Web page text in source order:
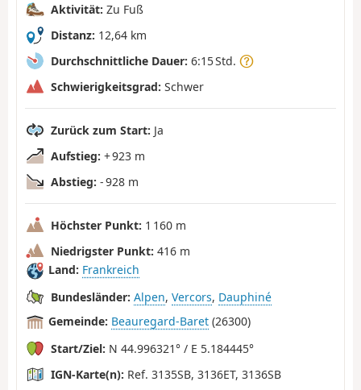
Aktivität: Zu Fuß
Distanz: 12,64 km
Durchschnittliche Dauer: 6:15 Std.
Schwierigkeitsgrad: Schwer
Zurück zum Start: Ja
Aufstieg: + 923 m
Abstieg: - 928 m
Höchster Punkt: 1 160 m
Niedrigster Punkt: 416 m
Land: Frankreich
Bundesländer: Alpen, Vercors, Dauphiné
Gemeinde: Beauregard-Baret (26300)
Start/Ziel: N 44.996321° / E 5.184445°
IGN-Karte(n): Ref. 3135SB, 3136ET, 3136SB